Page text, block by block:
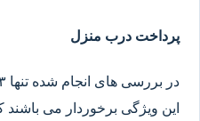
پرداخت درب منزل
این ویژگی برخوردار می